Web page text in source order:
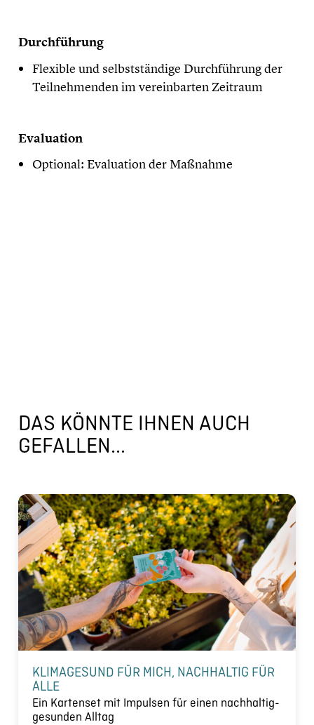
Durchführung
Flexible und selbstständige Durchführung der
Teilnehmenden im vereinbarten Zeitraum
Evaluation
Optional: Evaluation der Maßnahme
DAS KÖNNTE IHNEN AUCH
GEFALLEN...
KLIMAGESUND FÜR MICH, NACHHALTIG FÜR
ALLE
Ein Kartenset mit Impulsen für einen nachhaltig-
gesunden Alltag